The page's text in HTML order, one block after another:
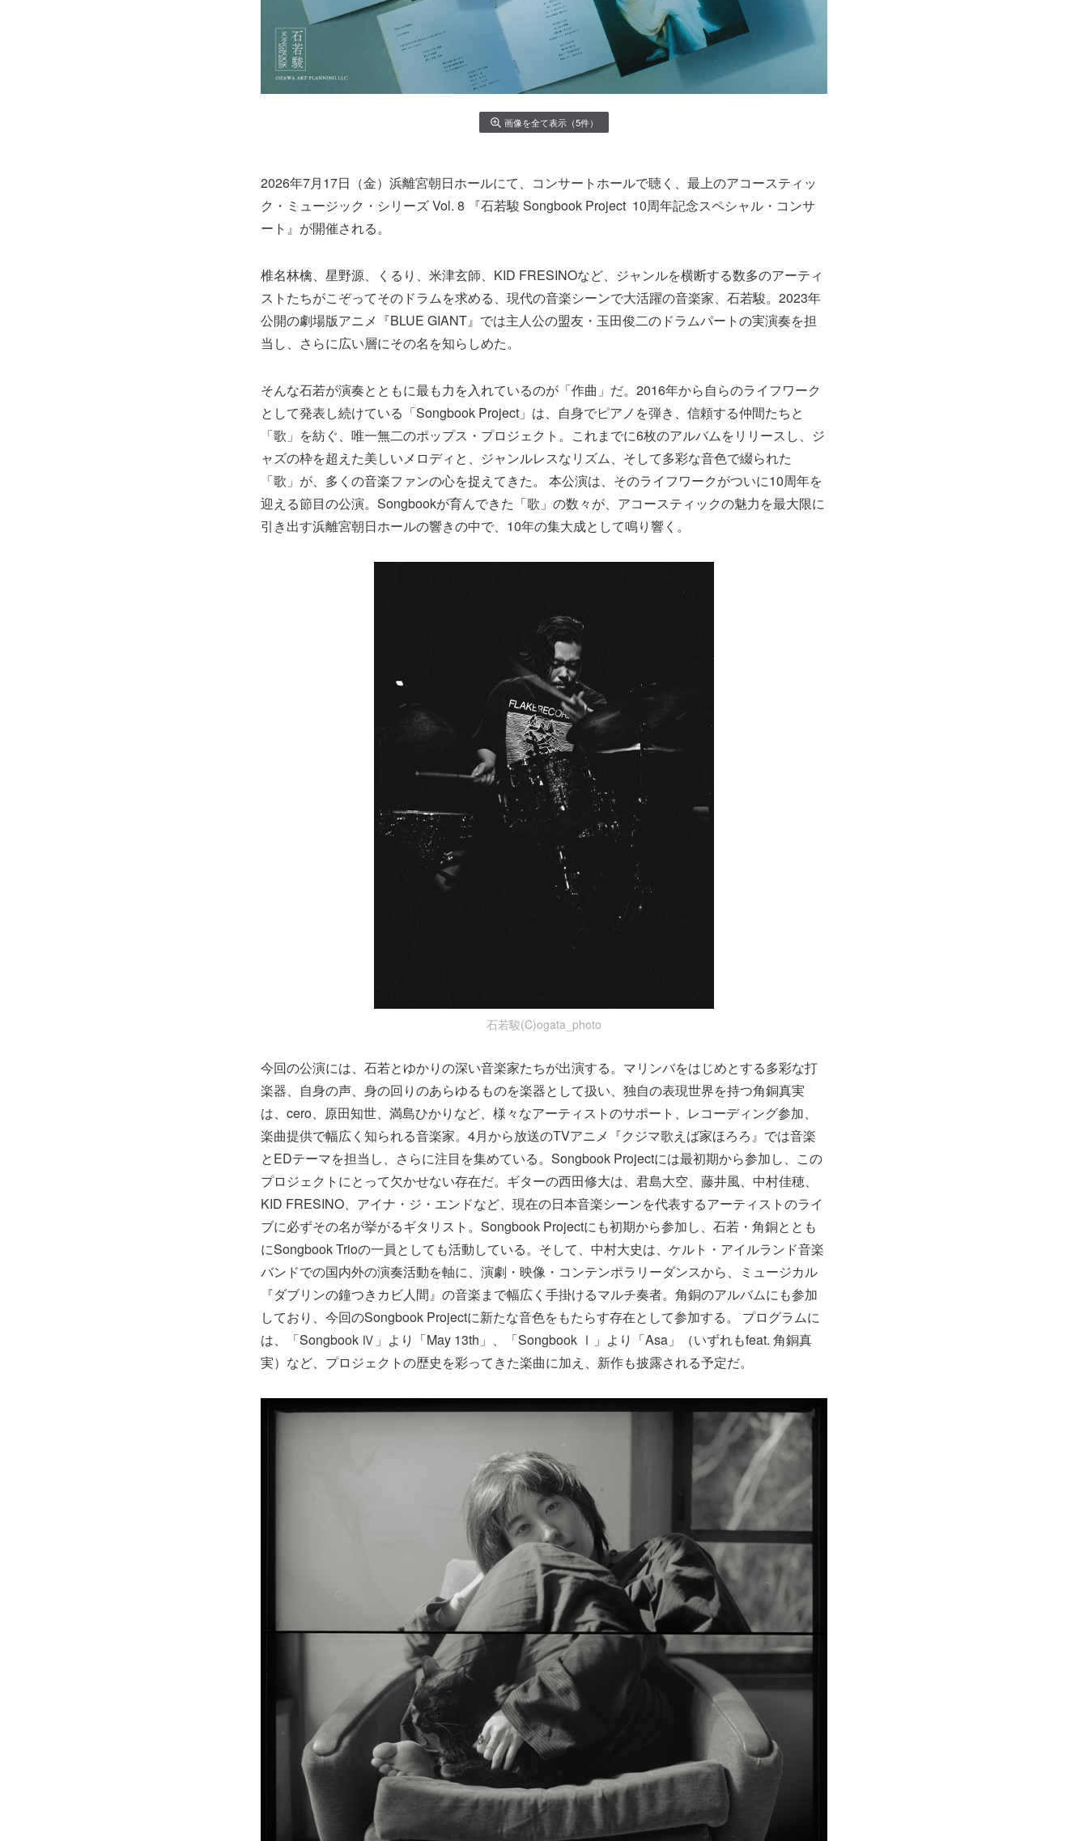
画像を全て表示（5件）
2026年7月17日（金）浜離宮朝日ホールにて、コンサートホールで聴く、最上のアコースティッ
ク・ミュージック・シリーズ Vol. 8 『石若駿 Songbook Project 10周年記念スペシャル・コンサ
ート』が開催される。
椎名林檎、星野源、くるり、米津玄師、KID FRESINOなど、ジャンルを横断する数多のアーティ
ストたちがこぞってそのドラムを求める、現代の音楽シーンで大活躍の音楽家、石若駿。2023年
公開の劇場版アニメ『BLUE GIANT』では主人公の盟友・玉田俊二のドラムパートの実演奏を担
当し、さらに広い層にその名を知らしめた。
そんな石若が演奏とともに最も力を入れているのが「作曲」だ。2016年から自らのライフワーク
として発表し続けている「Songbook Project」は、自身でピアノを弾き、信頼する仲間たちと
「歌」を紡ぐ、唯一無二のポップス・プロジェクト。これまでに6枚のアルバムをリリースし、ジ
ャズの枠を超えた美しいメロディと、ジャンルレスなリズム、そして多彩な音色で綴られた
「歌」が、多くの音楽ファンの心を捉えてきた。 本公演は、そのライフワークがついに10周年を
迎える節目の公演。Songbookが育んできた「歌」の数々が、アコースティックの魅力を最大限に
引き出す浜離宮朝日ホールの響きの中で、10年の集大成として鳴り響く。
石若駿(C)ogata_photo
今回の公演には、石若とゆかりの深い音楽家たちが出演する。マリンバをはじめとする多彩な打
楽器、自身の声、身の回りのあらゆるものを楽器として扱い、独自の表現世界を持つ角銅真実
は、cero、原田知世、満島ひかりなど、様々なアーティストのサポート、レコーディング参加、
楽曲提供で幅広く知られる音楽家。4月から放送のTVアニメ『クジマ歌えば家ほろろ』では音楽
とEDテーマを担当し、さらに注目を集めている。Songbook Projectには最初期から参加し、この
プロジェクトにとって欠かせない存在だ。ギターの西田修大は、君島大空、藤井風、中村佳穂、
KID FRESINO、アイナ・ジ・エンドなど、現在の日本音楽シーンを代表するアーティストのライ
ブに必ずその名が挙がるギタリスト。Songbook Projectにも初期から参加し、石若・角銅ととも
にSongbook Trioの一員としても活動している。そして、中村大史は、ケルト・アイルランド音楽
バンドでの国内外の演奏活動を軸に、演劇・映像・コンテンポラリーダンスから、ミュージカル
『ダブリンの鐘つきカビ人間』の音楽まで幅広く手掛けるマルチ奏者。角銅のアルバムにも参加
しており、今回のSongbook Projectに新たな音色をもたらす存在として参加する。 プログラムに
は、「Songbook Ⅳ」より「May 13th」、「Songbook Ⅰ」より「Asa」（いずれもfeat. 角銅真
実）など、プロジェクトの歴史を彩ってきた楽曲に加え、新作も披露される予定だ。